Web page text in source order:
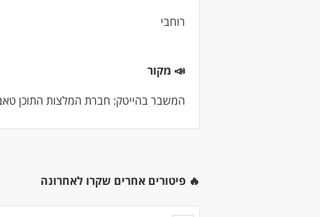
רוחבי
📣 מקור
המשבר בהייטק: חברת המלצות התוכן טאבולה
🔥 פיטורים אחרים שקרו לאחרונה